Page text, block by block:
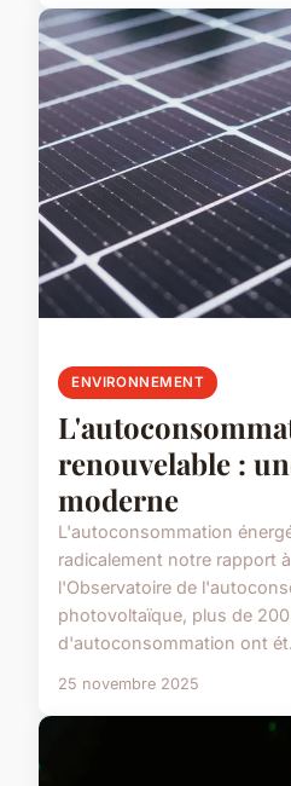
ENVIRONNEMENT
renouvelable :
moderne
L'autoconsommation
radicalement notre rapport
l'Observatoire de
photovoltaïque, plus de
d'autoconsommation ont
25 novembre 2025